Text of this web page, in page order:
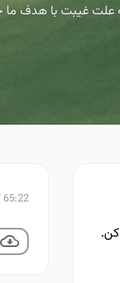
علت غیبت با هدف
کن.
65:22